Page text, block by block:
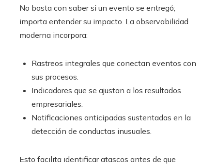
No basta con saber si un evento se entregó;
importa entender su impacto. La observabilidad
moderna incorpora:
Rastreos integrales que conectan eventos con
sus procesos.
Indicadores que se ajustan a los resultados
empresariales.
Notificaciones anticipadas sustentadas en la
detección de conductas inusuales.
Esto facilita identificar atascos antes de que